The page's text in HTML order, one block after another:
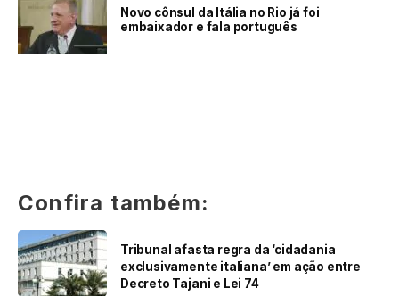
Novo cônsul da Itália no Rio já foi
embaixador e fala português
Confira também:
Tribunal afasta regra da ‘cidadania
exclusivamente italiana’ em ação entre
Decreto Tajani e Lei 74